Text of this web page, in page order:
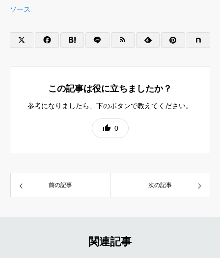
ソース
この記事は役に立ちましたか？
参考になりましたら、下のボタンで教えてください。
0
前の記事 次の記事
関連記事